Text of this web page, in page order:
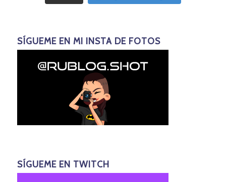
SÍGUEME EN MI INSTA DE FOTOS
SÍGUEME EN TWITCH